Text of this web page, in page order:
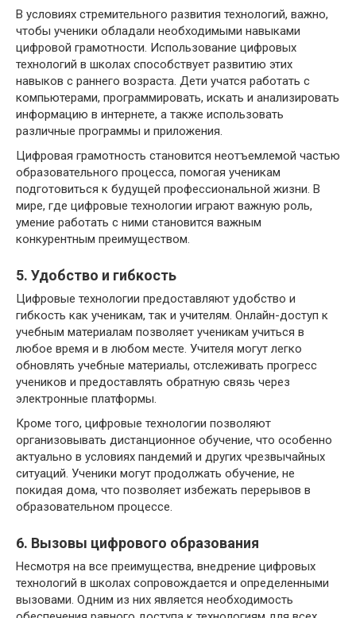
В условиях стремительного развития технологий, важно,
чтобы ученики обладали необходимыми навыками
цифровой грамотности. Использование цифровых
технологий в школах способствует развитию этих
навыков с раннего возраста. Дети учатся работать с
компьютерами, программировать, искать и анализировать
информацию в интернете, а также использовать
различные программы и приложения.
Цифровая грамотность становится неотъемлемой частью
образовательного процесса, помогая ученикам
подготовиться к будущей профессиональной жизни. В
мире, где цифровые технологии играют важную роль,
умение работать с ними становится важным
конкурентным преимуществом.
5. Удобство и гибкость
Цифровые технологии предоставляют удобство и
гибкость как ученикам, так и учителям. Онлайн-доступ к
учебным материалам позволяет ученикам учиться в
любое время и в любом месте. Учителя могут легко
обновлять учебные материалы, отслеживать прогресс
учеников и предоставлять обратную связь через
электронные платформы.
Кроме того, цифровые технологии позволяют
организовывать дистанционное обучение, что особенно
актуально в условиях пандемий и других чрезвычайных
ситуаций. Ученики могут продолжать обучение, не
покидая дома, что позволяет избежать перерывов в
образовательном процессе.
6. Вызовы цифрового образования
Несмотря на все преимущества, внедрение цифровых
технологий в школах сопровождается и определенными
вызовами. Одним из них является необходимость